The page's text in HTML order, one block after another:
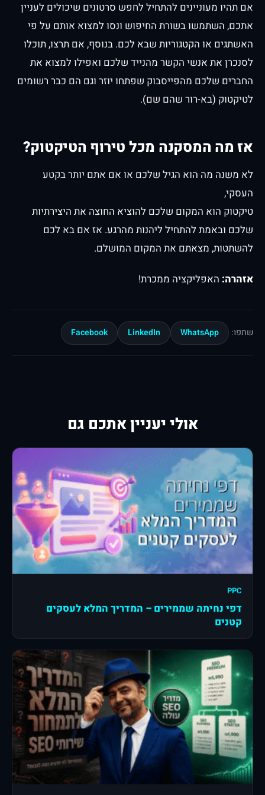
אם תהיו מעוניינים להתחיל לחפש סרטונים שיכולים לעניין
אתכם, השתמשו בשורת החיפוש ונסו למצוא אותם על פי
האשתגים או הקטגוריות שבא לכם. בנוסף, אם תרצו, תוכלו
לסנכרן את אנשי הקשר מהנייד שלכם ואפילו למצוא את
החברים שלכם מהפייסבוק שפתחו יוזר וגם הם כבר רשומים
לטיקטוק (בא-רור שהם שם).
אז מה המסקנה מכל טירוף הטיקטוק?
לא משנה מה הוא הגיל שלכם או אם אתם יותר בקטע
העסקי,
טיקטוק הוא המקום שלכם להוציא החוצה את היצירתיות
שלכם ובאמת להתחיל ליהנות מהרגע. אז אם בא לכם
להשתטות, מצאתם את המקום המושלם.
אזהרה: האפליקציה ממכרת!
שתפו: WhatsApp
LinkedIn
Facebook
אולי יעניין אתכם גם
PPC
דפי נחיתה שממירים – המדריך המלא לעסקים
קטנים